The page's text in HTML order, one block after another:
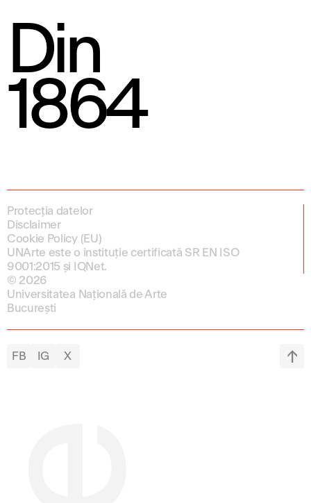
Din
1864
Protecția datelor
Disclaimer
Cookie Policy (EU)
UNArte este o instituție certificată SR EN ISO
9001:2015 și IQNet.
© 2026
Universitatea Națională de Arte
București
FB IG X